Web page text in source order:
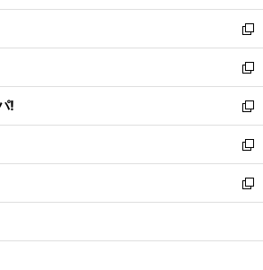
開
く
ウ
で
開
く
ン
ド
ウ
で
開
く
ウ
ィ
ン
ド
ウ
で
開
く
新
し
い
ウ
ィ
ン
ド
ウ
で
開
新
し
い
ウ
ィ
ン
ド
ウ
開
!
新
し
い
ウ
ィ
ン
ウ
新
し
い
ウ
ン
新
し
ウ